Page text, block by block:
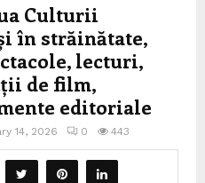
Culturii
în străinătate,
lecturi,
de film,
editoriale
14, 2026 0 443